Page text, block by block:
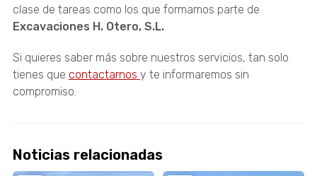
clase de tareas como los que formamos parte de
Excavaciones H. Otero, S.L.
Si quieres saber más sobre nuestros servicios, tan solo
tienes que contactarnos y te informaremos sin
compromiso.
Noticias relacionadas